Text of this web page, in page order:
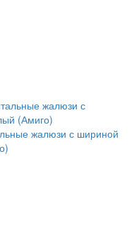
жалюзи с шириной